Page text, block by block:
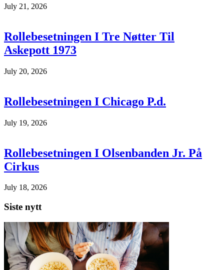
July 21, 2026
Rollebesetningen I Tre Nøtter Til
Askepott 1973
July 20, 2026
Rollebesetningen I Chicago P.d.
July 19, 2026
Rollebesetningen I Olsenbanden Jr. På
Cirkus
July 18, 2026
Siste nytt